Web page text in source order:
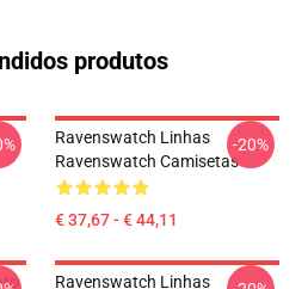
produtos
Ravenswatch Linhas
Ravenswatch Camisetas
€ 37,67 - € 44,11
-20%
Ravenswatch Linhas